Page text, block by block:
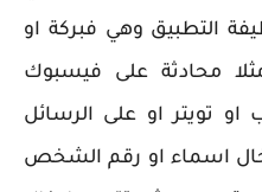
التطبيق وهي فبركة او
محادثة على فيسبوك
تويتر او على الرسائل
اسماء او رقم الشخص